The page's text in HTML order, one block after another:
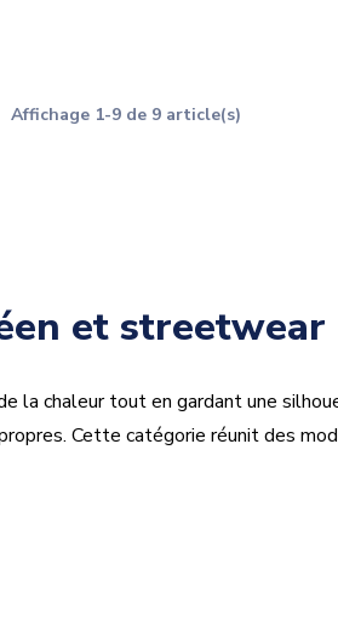
Affichage 1-9 de 9 article(s)
et streetwear
la chaleur tout en gardant une
Cette catégorie réunit des